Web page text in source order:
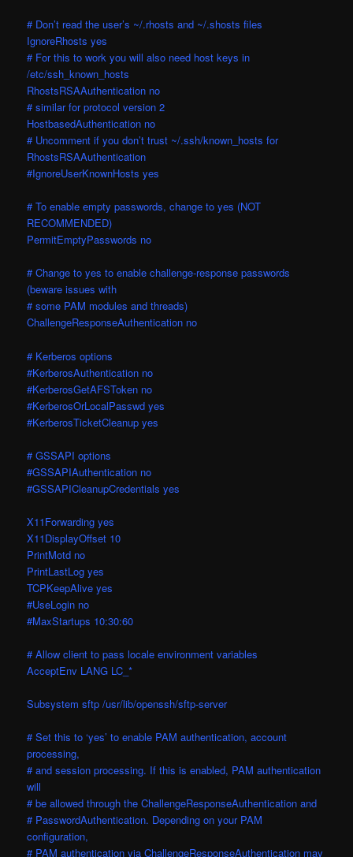
# Don’t read the user’s ~/.rhosts and ~/.shosts files
IgnoreRhosts yes
# For this to work you will also need host keys in
/etc/ssh_known_hosts
RhostsRSAAuthentication no
# similar for protocol version 2
HostbasedAuthentication no
# Uncomment if you don’t trust ~/.ssh/known_hosts for
RhostsRSAAuthentication
#IgnoreUserKnownHosts yes
# To enable empty passwords, change to yes (NOT
RECOMMENDED)
PermitEmptyPasswords no
# Change to yes to enable challenge-response passwords
(beware issues with
# some PAM modules and threads)
ChallengeResponseAuthentication no
# Kerberos options
#KerberosAuthentication no
#KerberosGetAFSToken no
#KerberosOrLocalPasswd yes
#KerberosTicketCleanup yes
# GSSAPI options
#GSSAPIAuthentication no
#GSSAPICleanupCredentials yes
X11Forwarding yes
X11DisplayOffset 10
PrintMotd no
PrintLastLog yes
TCPKeepAlive yes
#UseLogin no
#MaxStartups 10:30:60
# Allow client to pass locale environment variables
AcceptEnv LANG LC_*
Subsystem sftp /usr/lib/openssh/sftp-server
# Set this to ‘yes’ to enable PAM authentication, account
processing,
# and session processing. If this is enabled, PAM authentication
will
# be allowed through the ChallengeResponseAuthentication and
# PasswordAuthentication. Depending on your PAM
configuration,
# PAM authentication via ChallengeResponseAuthentication may